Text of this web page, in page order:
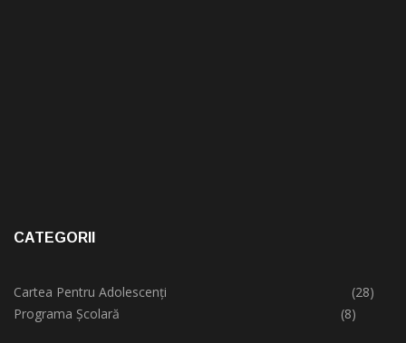
CATEGORII
Cartea Pentru Adolescenți
(28)
Programa Școlară
(8)